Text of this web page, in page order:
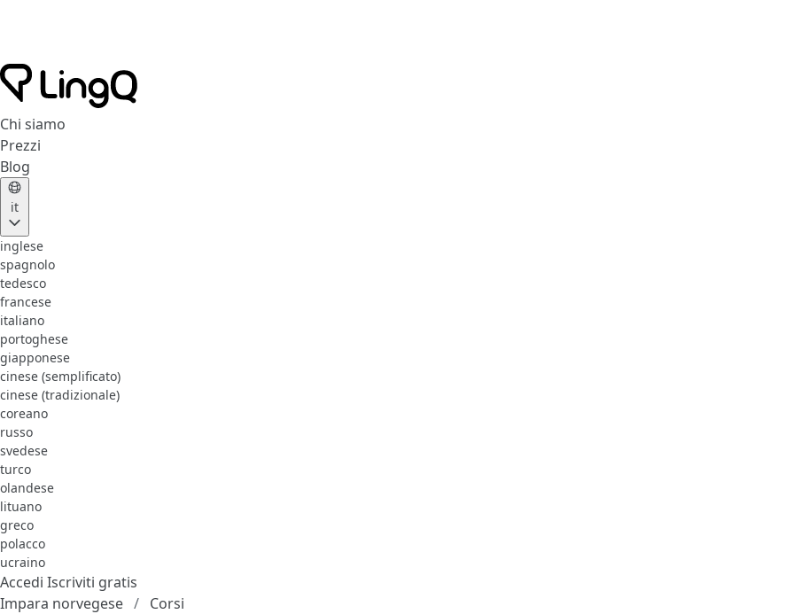
Chi siamo
Prezzi
Blog
it
inglese
spagnolo
tedesco
francese
italiano
portoghese
giapponese
cinese (semplificato)
cinese (tradizionale)
coreano
russo
svedese
turco
olandese
lituano
greco
polacco
ucraino
Accedi Iscriviti gratis
Impara norvegese
Corsi